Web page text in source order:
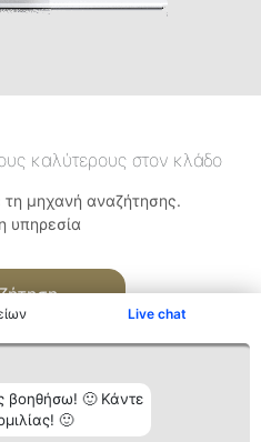
Live chat
βοηθήσω! 🙂 Κάντε
🙂
καλύτερους στον κλάδο
τη μηχανή αναζήτησης.
υπηρεσία